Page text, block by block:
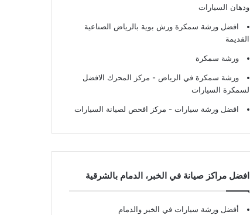
ودهان السيارات
افضل ورشة سمكرة ورش بوية بالرياض الصناعية
القديمة
ورشة سمكرة
ورشة سمكرة في الرياض - مركز المحرك الافضل
لسمكرة السيارات
افضل ورشة سيارات - مركز افحص لصيانة السيارات
افضل مراكز صيانة في الخبر، الدمام بالشرقية
أفضل ورشة سيارات في الخبر والدمام